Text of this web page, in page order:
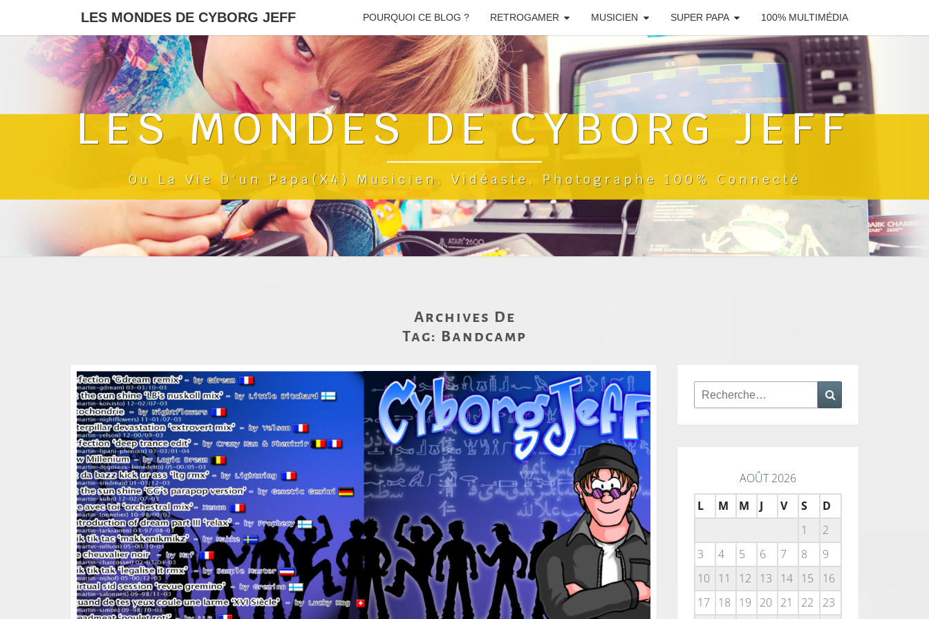
LES MONDES DE CYBORG JEFF POURQUOI CE BLOG ? RETROGAMER MUSICIEN SUPER PAPA 100% MULTIMÉDIA
LES MONDES DE CYBORG JEFF
Ou La Vie D'un Papa(x4) Musicien, Vidéaste, Photographe 100% Connecté
Archives De
Tag: Bandcamp
Rechercher :
AOÛT 2026
L
M M J V S
D
1
2
3
4 5 6 7 8
9
10
11 12 13 14 15
16
17
18 19 20 21 22
23